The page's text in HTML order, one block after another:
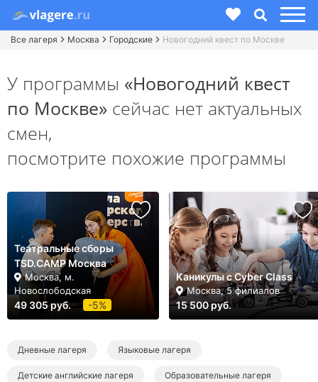
Все лагеря Москва Городские Новогодний квест по Москве
У программы «Новогодний квест
по Москве» сейчас нет актуальных
смен,
посмотрите похожие программы
Театральные сборы
TSD.CAMP Москва
Москва, м.
Новослободская
49 305 руб. -5%
Каникулы с Cyber Class
Москва, 5 филиалов
15 500 руб.
Дневные лагеря Языковые лагеря
Детские английские лагеря Образовательные лагеря